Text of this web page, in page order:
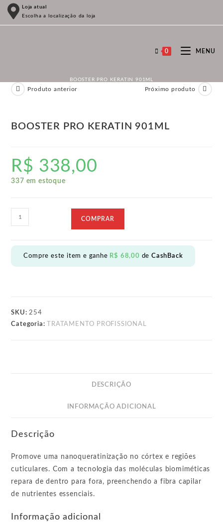
para
Loja atual
Escolha a localização da loja
0 MENU
BOOSTER PRO KERATIN 901ML
Produto anterior Próximo produto
BOOSTER PRO KERATIN 901ML
R$ 338,00
337 em estoque
BOOSTER
PRO
quantidade
COMPRAR
Compre este item e ganhe R$ 68,00 deCashBack
SKU:254
Categoria:
TRATAMENTO PROFISSIONAL
DESCRIÇÃO
INFORMAÇÃO ADICIONAL
Descrição
Promove uma nanoqueratinização no córtex e regiões
cuticulares. Com a tecnologia das moléculas biomiméticas
repara de dentro para fora, preenchendo a fibra capilar
de nutrientes essenciais.
Informação adicional